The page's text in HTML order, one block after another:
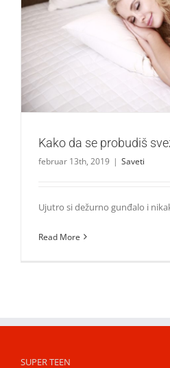
Kako da se
Saveti
Kako da se probudiš
februar 13th, 2019 | Saveti
Ujutro si dežurno gunđalo i
Read More
SUPER TEEN